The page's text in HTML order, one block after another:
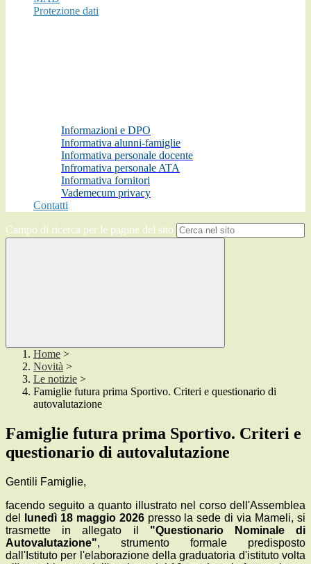
Protezione dati
Informazioni e DPO
Informativa alunni-famiglie
Informativa personale docente
Infromativa personale ATA
Informativa fornitori
Vademecum privacy
Contatti
Campo di ricerca per le pagine del sito
Home >
Novità >
Le notizie >
Famiglie futura prima Sportivo. Criteri e questionario di
autovalutazione
Famiglie futura prima Sportivo. Criteri e
questionario di autovalutazione
Gentili Famiglie,
facendo seguito a quanto illustrato nel corso dell'Assemblea
del
lunedì 18 maggio 2026presso la sede di via Mameli, si
trasmette in allegato il "Questionario Nominale di
Autovalutazione", strumento formale predisposto
dall'Istituto per l'elaborazione della graduatoria d'istituto volta